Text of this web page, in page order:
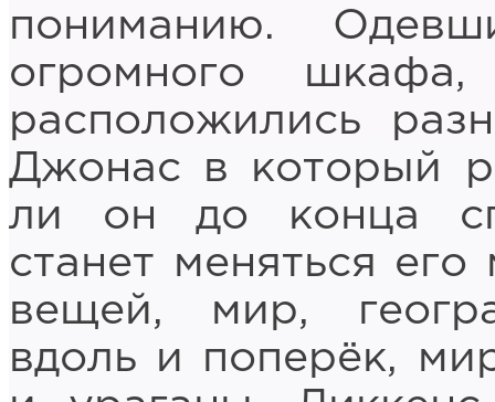
пониманию.
огромного
расположились
Джонас в который
ли он до конца
станет меняться
вещей, мир,
вдоль и поперёк,